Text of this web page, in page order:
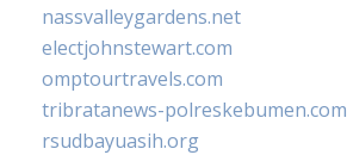
nassvalleygardens.net
electjohnstewart.com
omptourtravels.com
tribratanews-polreskebumen.com
rsudbayuasih.org